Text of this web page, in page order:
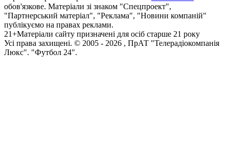
обов'язкове. Матеріали зі знаком "Спецпроект",
"Партнерський матеріал", "Реклама", "Новини компаній"
публікуємо на правах реклами.
21+Матеріали сайту призначені для осіб старше 21 року
Усi права захищенi. © 2005 - 2026 , ПрАТ "Телерадіокомпанія
Люкс". "Футбол 24".